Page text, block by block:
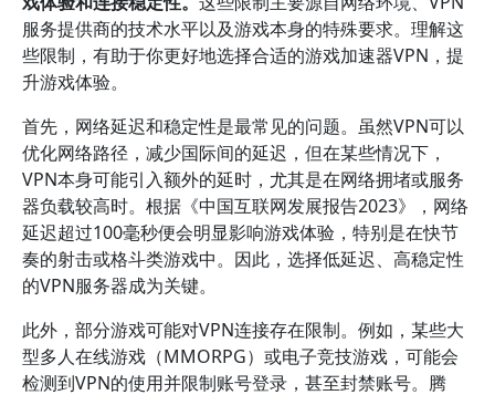
服务提供商的技术水平以及游戏本身的特殊要求。理解这
些限制，有助于你更好地选择合适的游戏加速器VPN，提
升游戏体验。
首先，网络延迟和稳定性是最常见的问题。虽然VPN可以
优化网络路径，减少国际间的延迟，但在某些情况下，
VPN本身可能引入额外的延时，尤其是在网络拥堵或服务
器负载较高时。根据《中国互联网发展报告2023》，网络
延迟超过100毫秒便会明显影响游戏体验，特别是在快节
奏的射击或格斗类游戏中。因此，选择低延迟、高稳定性
的VPN服务器成为关键。
此外，部分游戏可能对VPN连接存在限制。例如，某些大
型多人在线游戏（MMORPG）或电子竞技游戏，可能会
检测到VPN的使用并限制账号登录，甚至封禁账号。腾